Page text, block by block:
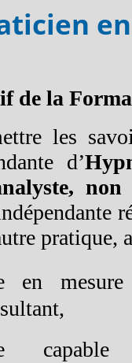
de la
les
d’
pratique,
en
capable